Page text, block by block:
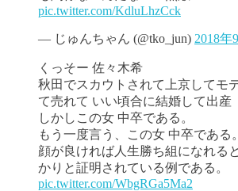
pic.twitter.com/KdluLhzCck
— じゅんちゃん (@tko_jun) 2018年
くっそー 佐々木希
秋田でスカウトされて上京してモ
て売れて いい頃合に結婚して出産
しかしこの女 中卒である。
もう一度言う、この女 中卒である。
顔が良ければ人生勝ち組になれる
かりと証明されている例である。
pic.twitter.com/WbgRGa5Ma2